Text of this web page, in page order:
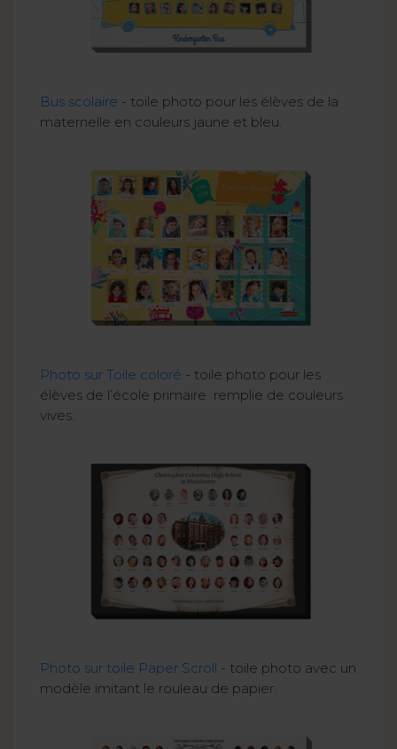
Bus scolaire - toile photo pour les élèves de la
maternelle en couleurs jaune et bleu.
Photo sur Toile coloré - toile photo pour les
élèves de l’école primaire remplie de couleurs
vives.
Photo sur toile Paper Scroll - toile photo avec un
modèle imitant le rouleau de papier.